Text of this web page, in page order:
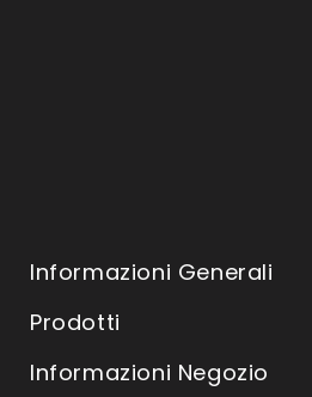
Informazioni Generali
Prodotti
Informazioni Negozio